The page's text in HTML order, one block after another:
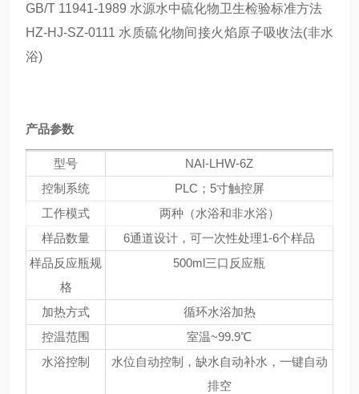
GB/T 11941-1989 水源水中硫化物卫生检验标准方法
HZ-HJ-SZ-0111 水质硫化物间接火焰原子吸收法(非水
浴)
产品参数
型号
NAI-LHW-6Z
控制系统
PLC；5寸触控屏
工作模式
两种（水浴和非水浴）
样品数量
6通道设计，可一次性处理1-6个样品
样品反应瓶规
格
500ml三口反应瓶
加热方式
循环水浴加热
控温范围
室温~99.9℃
水浴控制
水位自动控制，缺水自动补水，一键自动
排空